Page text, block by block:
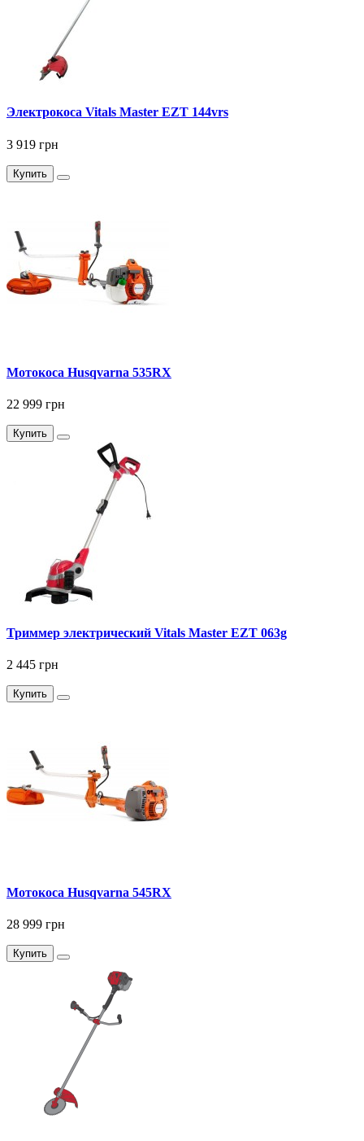
Электрокоса Vitals Master EZT 144vrs
3 919 грн
Купить
Мотокоса Husqvarna 535RХ
22 999 грн
Купить
Триммер электрический Vitals Master EZT 063g
2 445 грн
Купить
Мотокоса Husqvarna 545RХ
28 999 грн
Купить